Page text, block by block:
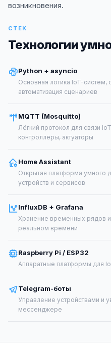
возникновения.
СТЕК
Технологии
Python + asyncio
Основная логика IoT-систем,
автоматизация сценариев
MQTT (Mosquitto)
Лёгкий протокол для связи
контроллеры, актуаторы
Home Assistant
Открытая платформа умного
устройств и сервисов
InfluxDB + Grafana
Хранение временных рядов и
реальном времени
Raspberry Pi / ESP32
Аппаратные платформы для
Telegram-боты
Управление устройствами и
мессенджере